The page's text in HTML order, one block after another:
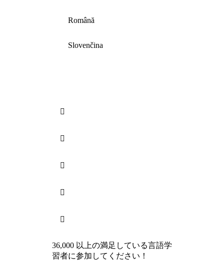
Română
Slovenčina





36,000 以上の満足している言語学
習者に参加してください！